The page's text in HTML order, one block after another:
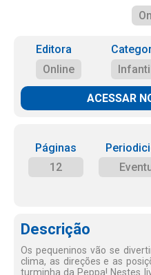
Editora
Online
ACESSAR
Páginas
12
Descrição
Os pequeninos vão se
clima, as direções e as
turminha da Peppa! Nestes